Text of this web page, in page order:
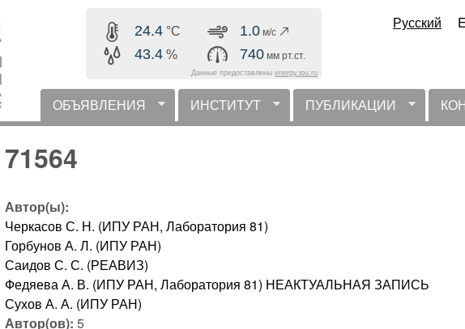
содержанию
24.4 °C
43.4 %
1.0 м/с
740 мм рт.ст.
Данные предоставлены energy.ipu.ru
Русский
горизонтальное меню
ОБЪЯВЛЕНИЯ ИНСТИТУТ ПУБЛИКАЦИИ
71564
Автор(ы):
Черкасов С. Н. (ИПУ РАН, Лаборатория 81)
Горбунов А. Л. (ИПУ РАН)
Саидов С. С. (РЕАВИЗ)
Федяева А. В. (ИПУ РАН, Лаборатория 81) НЕАКТУАЛЬНАЯ ЗАПИСЬ
Сухов А. А. (ИПУ РАН)
Автор(ов):5